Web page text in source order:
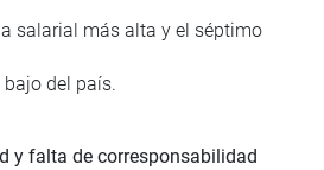
salarial más alta y el séptimo
del país.
y falta de corresponsabilidad